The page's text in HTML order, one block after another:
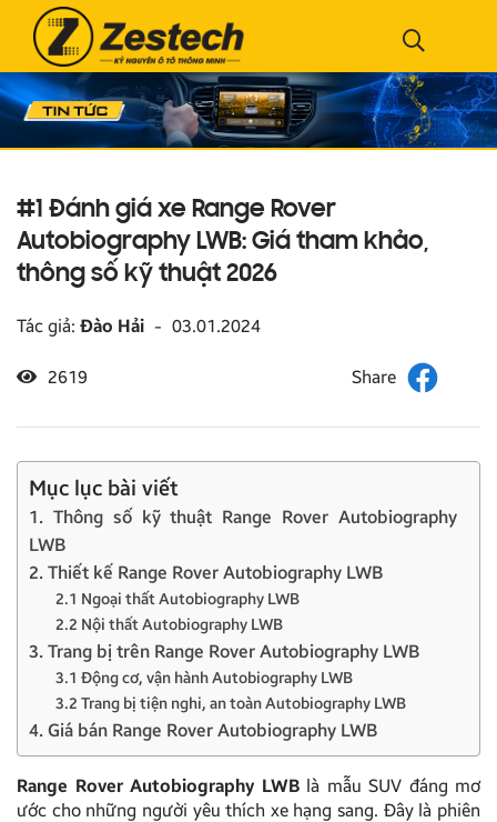
#1 Đánh giá xe Range Rover
Autobiography LWB: Giá tham khảo,
thông số kỹ thuật 2026
Tác giả: Đào Hải - 03.01.2024
2619
Mục lục bài viết
1. Thông số kỹ thuật Range Rover Autobiography
LWB
2. Thiết kế Range Rover Autobiography LWB
2.1 Ngoại thất Autobiography LWB
2.2 Nội thất Autobiography LWB
3. Trang bị trên Range Rover Autobiography LWB
3.1 Động cơ, vận hành Autobiography LWB
3.2 Trang bị tiện nghi, an toàn Autobiography LWB
4. Giá bán Range Rover Autobiography LWB
Range Rover Autobiography LWBlà mẫu SUV đáng mơ
ước cho những người yêu thích xe hạng sang. Đây là phiên